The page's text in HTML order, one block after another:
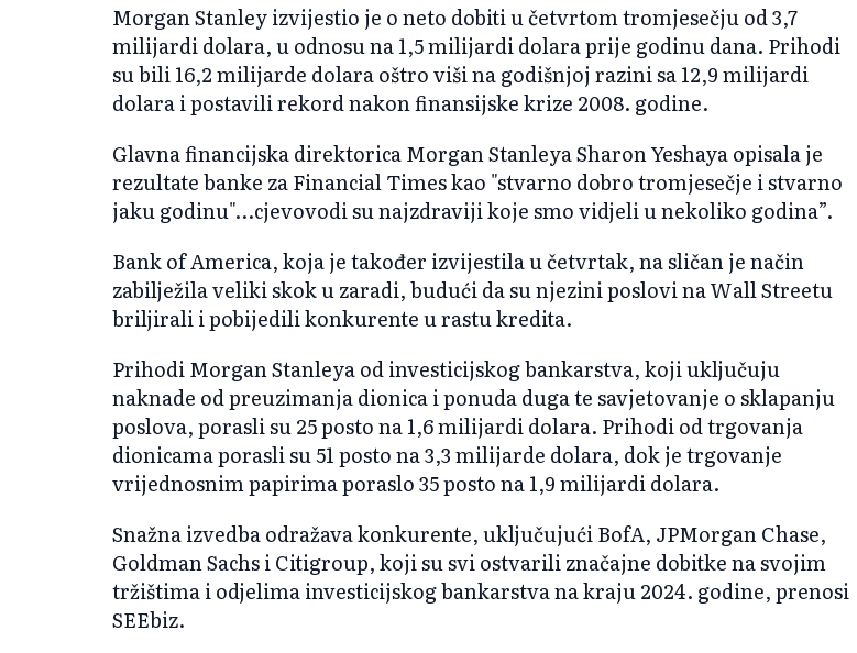
Morgan Stanley izvijestio je o neto dobiti u četvrtom tromjesečju od 3,7
milijardi dolara, u odnosu na 1,5 milijardi dolara prije godinu dana. Prihodi
su bili 16,2 milijarde dolara oštro viši na godišnjoj razini sa 12,9 milijardi
dolara i postavili rekord nakon finansijske krize 2008. godine.
Glavna financijska direktorica Morgan Stanleya Sharon Yeshaya opisala je
rezultate banke za Financial Times kao "stvarno dobro tromjesečje i stvarno
jaku godinu"...cjevovodi su najzdraviji koje smo vidjeli u nekoliko godina”.
Bank of America, koja je također izvijestila u četvrtak, na sličan je način
zabilježila veliki skok u zaradi, budući da su njezini poslovi na Wall Streetu
briljirali i pobijedili konkurente u rastu kredita.
Prihodi Morgan Stanleya od investicijskog bankarstva, koji uključuju
naknade od preuzimanja dionica i ponuda duga te savjetovanje o sklapanju
poslova, porasli su 25 posto na 1,6 milijardi dolara. Prihodi od trgovanja
dionicama porasli su 51 posto na 3,3 milijarde dolara, dok je trgovanje
vrijednosnim papirima poraslo 35 posto na 1,9 milijardi dolara.
Snažna izvedba odražava konkurente, uključujući BofA, JPMorgan Chase,
Goldman Sachs i Citigroup, koji su svi ostvarili značajne dobitke na svojim
tržištima i odjelima investicijskog bankarstva na kraju 2024. godine, prenosi
SEEbiz.